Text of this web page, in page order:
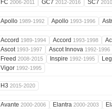
FC 2006-2011 GC7 2012-2016 SC7
Apollo 1989-1992 Apollo 1993-1996
Accord 1989-1994 Accord 1993-1998
Ascot 1993-1997 Ascot Innova 1992-1996
Freed 2008-2015 Inspire 1992-1995
Vigor 1992-1995
H3 2015-2020
Avante 2000-2006 Elantra 2000-2003